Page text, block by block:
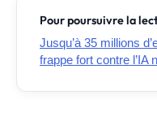
Pour poursuivre la
Jusqu’à 35 millions
frappe fort contre l’IA